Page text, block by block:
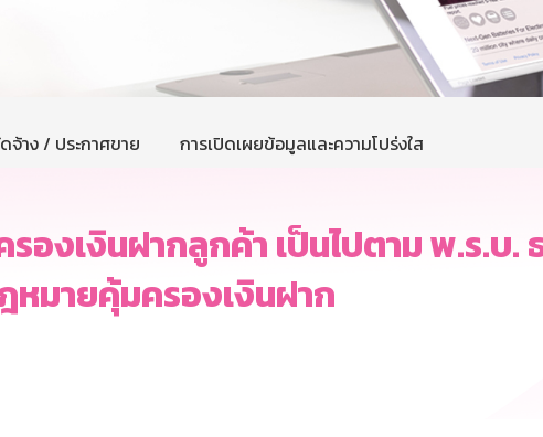
จ้าง / ประกาศขาย การเปิดเผยข้อมูลและความโปร่งใส
องเงินฝากลูกค้า เป็นไปตาม พ.ร.บ.
หมายคุ้มครองเงินฝาก